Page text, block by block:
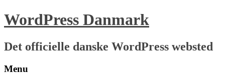
WordPress Danmark
Det officielle danske WordPress websted
Menu